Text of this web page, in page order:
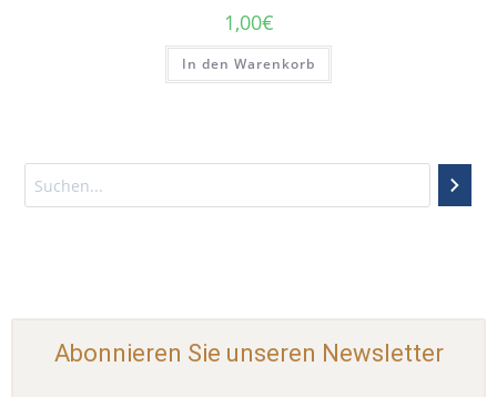
1,00€
In den Warenkorb
Abonnieren Sie unseren Newsletter